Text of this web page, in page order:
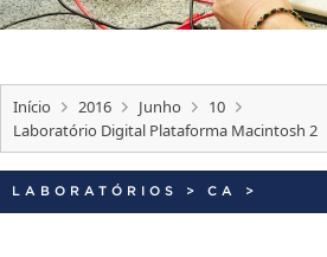
INTERNACIONAL
PORTARIAS
TELEFONES
Início 2016 Junho
10
Laboratório Digital Plataforma Macintosh 2
LABORATÓRIOS > CA >